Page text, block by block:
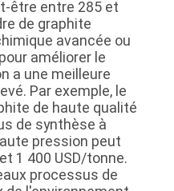
être entre 285 et
de graphite
avancée ou
améliorer le
a une meilleure
Par exemple, le
de haute qualité
de synthèse à
pression peut
1 400 USD/tonne.
processus de